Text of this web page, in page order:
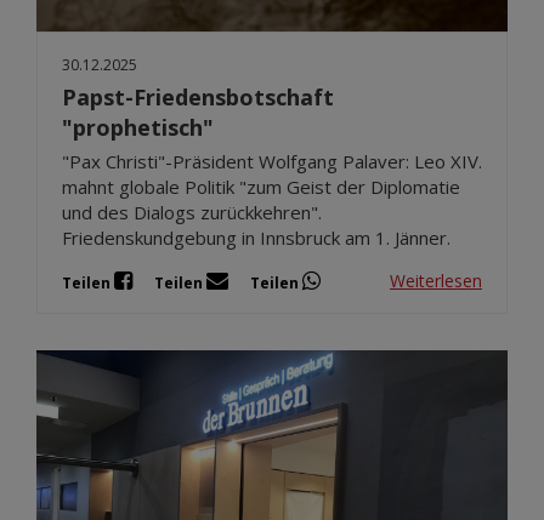
30.12.2025
Papst-Friedensbotschaft
"prophetisch"
"Pax Christi"-Präsident Wolfgang Palaver: Leo XIV.
mahnt globale Politik "zum Geist der Diplomatie
und des Dialogs zurückkehren".
Friedenskundgebung in Innsbruck am 1. Jänner.
Teilen Teilen Teilen Weiterlesen